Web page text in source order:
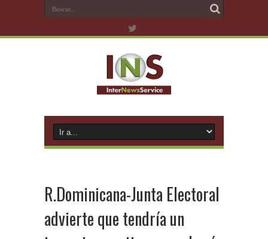
R.Dominicana-Junta Electoral
advierte que tendría un